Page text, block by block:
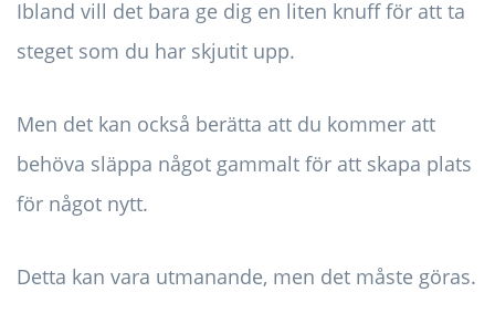
Ibland vill det bara ge dig en liten knuff för att ta
steget som du har skjutit upp.
Men det kan också berätta att du kommer att
behöva släppa något gammalt för att skapa plats
för något nytt.
Detta kan vara utmanande, men det måste göras.